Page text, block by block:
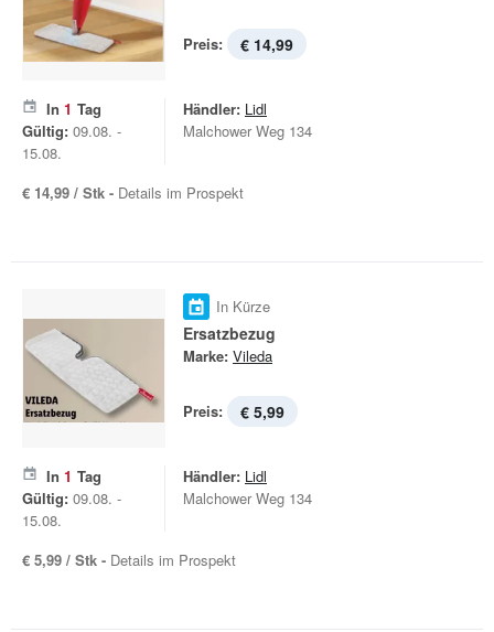
Preis: € 14,99
In 1 Tag
Gültig: 09.08. -
15.08.
Händler: Lidl
Malchower Weg 134
€ 14,99 / Stk - Details im Prospekt
In Kürze
Ersatzbezug
Marke: Vileda
Preis: € 5,99
In 1 Tag
Gültig: 09.08. -
15.08.
Händler: Lidl
Malchower Weg 134
€ 5,99 / Stk - Details im Prospekt